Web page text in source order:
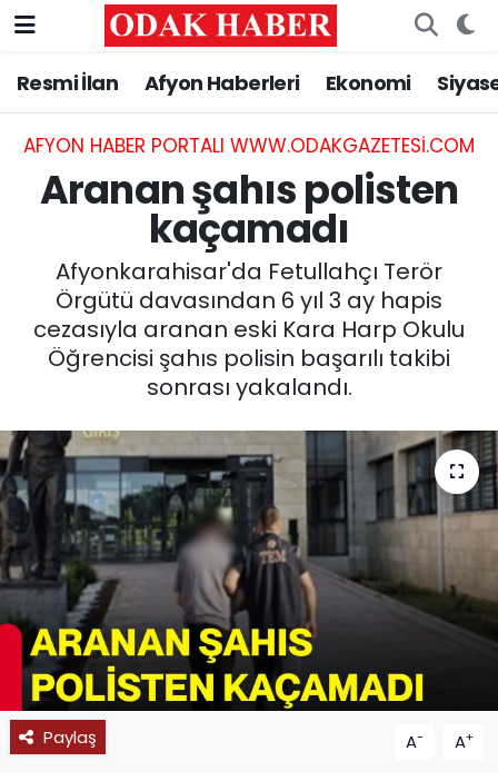
Resmi İlan Afyon Haberleri Ekonomi
AFYON HABER PORTALI WWW.ODAKGAZETESI.COM
Aranan şahıs polisten
kaçamadı
Afyonkarahisar'da Fetullahçı Terör
Örgütü davasından 6 yıl 3 ay hapis
cezasıyla aranan eski Kara Harp Okulu
Öğrencisi şahıs polisin başarılı takibi
sonrası yakalandı.
Paylaş A- A+
AFYONKARAHİSAR HABERLERİ
Resmi İlan
ASAYİŞ
SİYASET
EĞİTİM
MAGAZİN
SAĞLIK
SPOR
11:11 MANŞET
Nöbetçi Eczaneler
Hava Durumu
Trafik Durumu
Süper Lig Puan Durumu ve Fikstür
Tüm Manşetler
Son Dakika Haberleri
Haber Arşivi